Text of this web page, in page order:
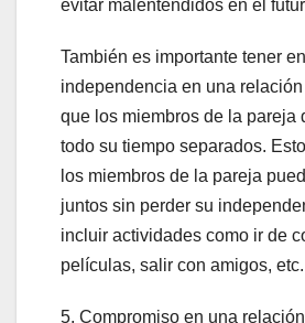
evitar malentendidos en el
También es importante tener
independencia en una
que los miembros de la pareja
todo su tiempo separados.
los miembros de la pareja
juntos sin perder su
incluir actividades como ir de
películas, salir con amigos, etc.
5. Compromiso en una